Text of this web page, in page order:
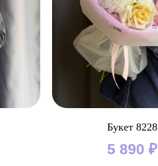
Букет 8228
5 890 ₽